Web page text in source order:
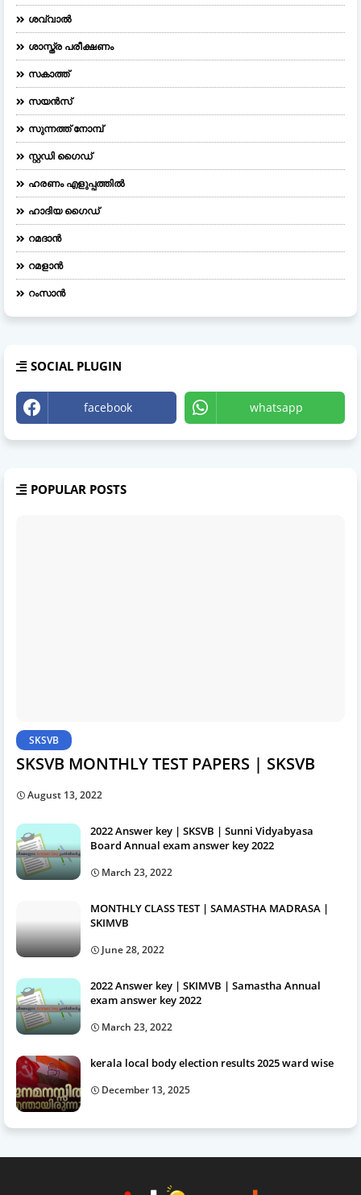
ശവ്വാൽ
ശാസ്ത്ര പരീക്ഷണം
സകാത്ത്
സയൻസ്
സുന്നത്ത് നോമ്പ്
സ്റ്റഡി ഗൈഡ്
ഹരണം എളുപ്പത്തിൽ
ഹാദിയ ഗൈഡ്
റമദാൻ
റമളാൻ
റംസാൻ
SOCIAL PLUGIN
facebook whatsapp
POPULAR POSTS
SKSVB
SKSVB MONTHLY TEST PAPERS | SKSVB
August 13, 2022
2022 Answer key | SKSVB | Sunni Vidyabyasa
Board Annual exam answer key 2022
March 23, 2022
MONTHLY CLASS TEST | SAMASTHA MADRASA |
SKIMVB
June 28, 2022
2022 Answer key | SKIMVB | Samastha Annual
exam answer key 2022
March 23, 2022
kerala local body election results 2025 ward wise
December 13, 2025